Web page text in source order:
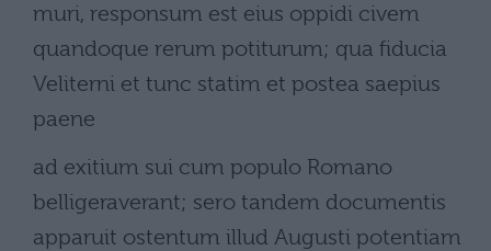
muri, responsum est eius oppidi civem
quandoque rerum potiturum; qua fiducia
Veliterni et tunc statim et postea saepius
paene
ad exitium sui cum populo Romano
belligeraverant; sero tandem documentis
apparuit ostentum illud Augusti potentiam